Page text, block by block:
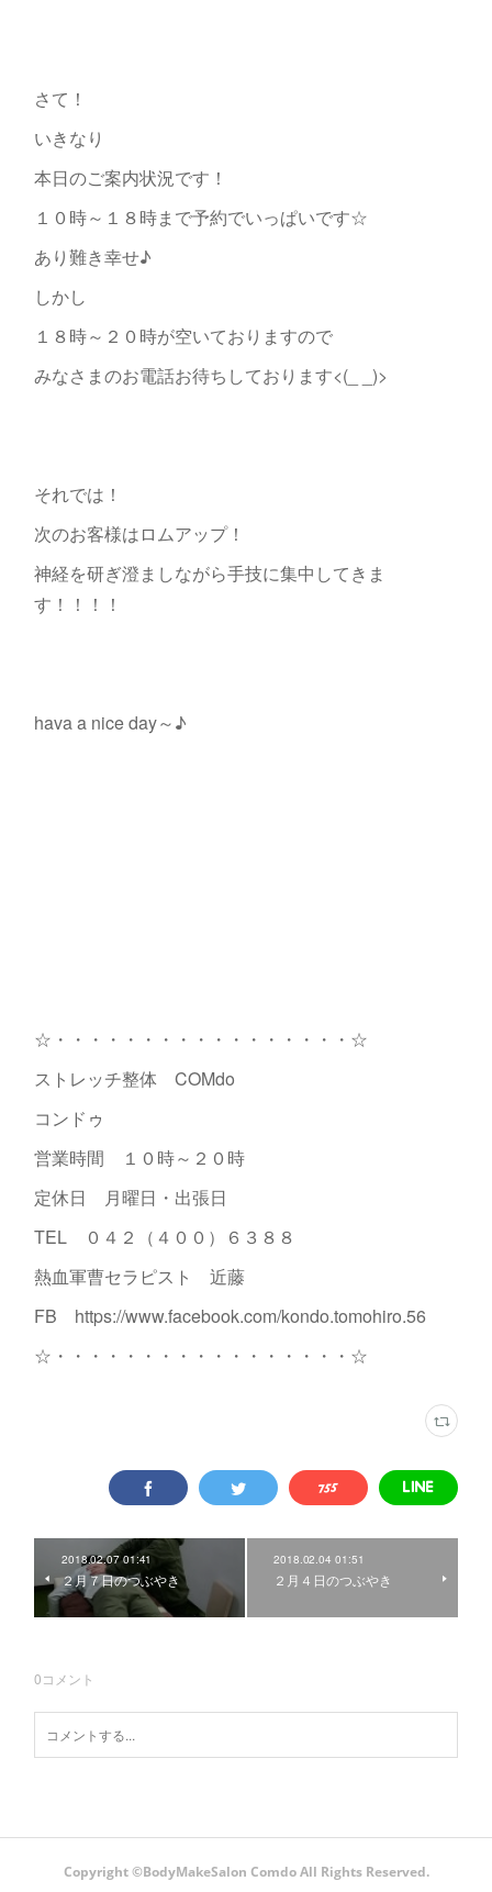
さて！
いきなり
本日のご案内状況です！
１０時～１８時まで予約でいっぱいです☆
あり難き幸せ♪
しかし
１８時～２０時が空いておりますので
みなさまのお電話お待ちしております<(_ _)>
それでは！
次のお客様はロムアップ！
神経を研ぎ澄ましながら手技に集中してきま
す！！！！
hava a nice day～♪
☆・・・・・・・・・・・・・・・・・☆
ストレッチ整体 COMdo
コンドゥ
営業時間 １０時～２０時
定休日 月曜日・出張日
TEL ０４２（４００）６３８８
熱血軍曹セラピスト 近藤
FB https://www.facebook.com/kondo.tomohiro.56
☆・・・・・・・・・・・・・・・・・☆
2018.02.07 01:41
２月７日のつぶやき
2018.02.04 01:51
２月４日のつぶやき
0コメント
Copyright ©️BodyMakeSalon Comdo All Rights Reserved.